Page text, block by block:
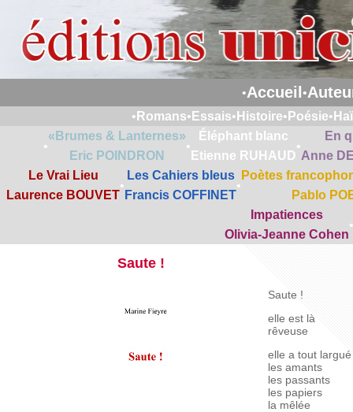
•Accueil •
• Romans• Essais• Histoire• Poésie•
•
«Brumes & Lanternes»
Eric POINDRON
•
Éléphant blanc
Etienne RUHAUD
•
En
Anne
Le Vrai Lieu
Laurence BOUVET
•
Les Cahiers bleus
Francis COFFINET
•
Poètes
Pablo
Impatiences
Olivia-Jeanne Cohen
•
Saute !
Saute !
elle est là
rêveuse
elle a tout largué
les amants
les passants
les papiers
la mêlée